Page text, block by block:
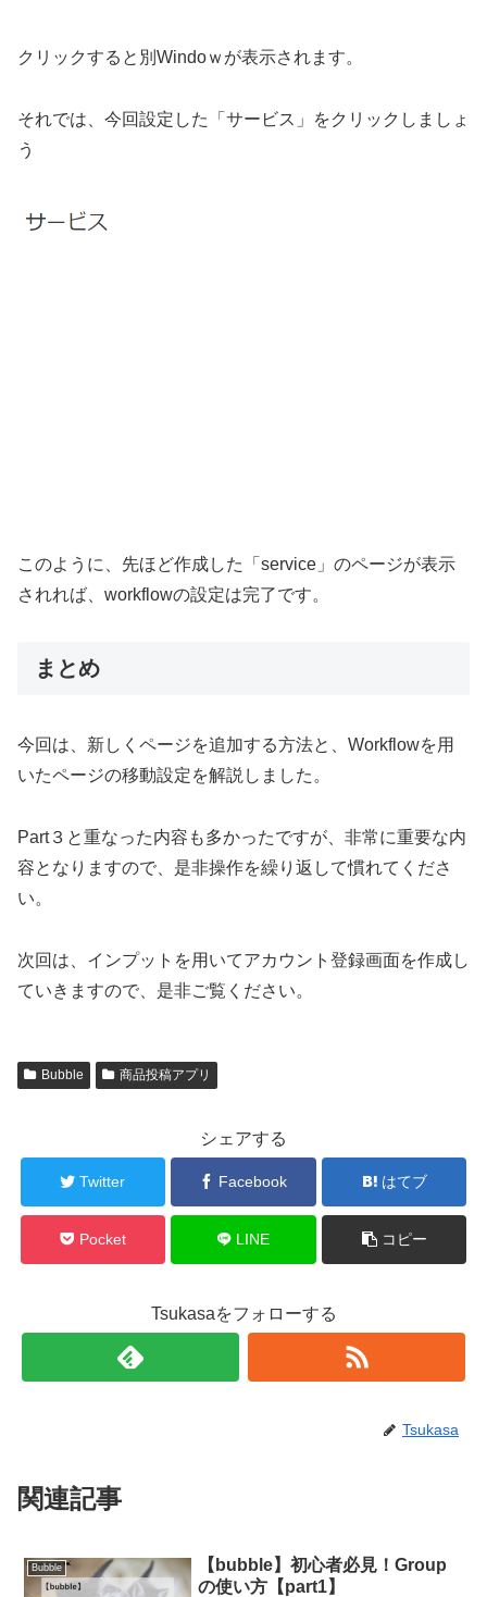
クリックすると別Windoｗが表示されます。
それでは、今回設定した「サービス」をクリックしましょ
う
このように、先ほど作成した「service」のページが表示
されれば、workflowの設定は完了です。
まとめ
今回は、新しくページを追加する方法と、Workflowを用
いたページの移動設定を解説しました。
Part３と重なった内容も多かったですが、非常に重要な内
容となりますので、是非操作を繰り返して慣れてくださ
い。
次回は、インプットを用いてアカウント登録画面を作成し
ていきますので、是非ご覧ください。
Bubble 商品投稿アプリ
シェアする
Twitter Facebook はてブ
Pocket LINE コピー
Tsukasaをフォローする
Tsukasa
関連記事
Bubble
【bubble】初心者必見！Group
の使い方【part1】